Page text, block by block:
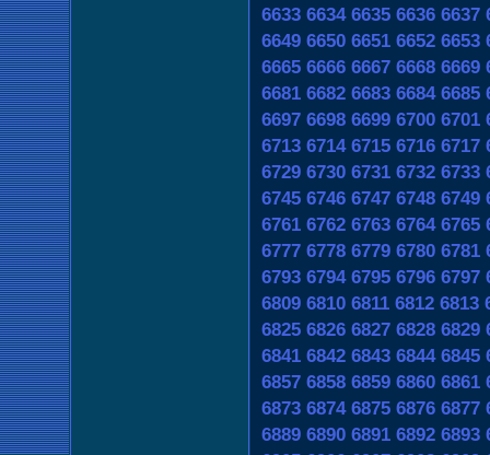
6633 6634 6635 6636 6637
6649 6650 6651 6652 6653
6665 6666 6667 6668 6669
6681 6682 6683 6684 6685
6697 6698 6699 6700 6701
6713 6714 6715 6716 6717
6729 6730 6731 6732 6733
6745 6746 6747 6748 6749
6761 6762 6763 6764 6765
6777 6778 6779 6780 6781
6793 6794 6795 6796 6797
6809 6810 6811 6812 6813
6825 6826 6827 6828 6829
6841 6842 6843 6844 6845
6857 6858 6859 6860 6861
6873 6874 6875 6876 6877
6889 6890 6891 6892 6893